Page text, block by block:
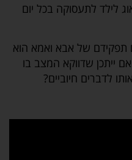
לילד לתעסוקה בכל יום
של אבא ואמא הוא
ייתכן שדווקא המצב בו
לדברים חיוביים?